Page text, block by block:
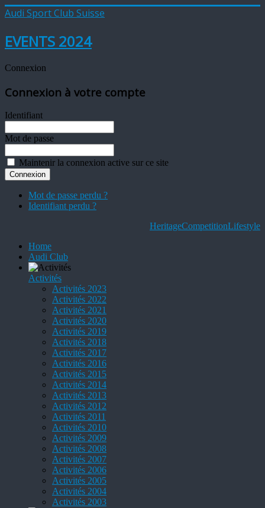
Audi Sport Club Suisse
EVENTS 2024
Connexion
Connexion à votre compte
Identifiant
Mot de passe
Maintenir la connexion active sur ce site
Mot de passe perdu ?
Identifiant perdu ?
HeritageCompetitionLifestyle
Home
Audi Club
Activités
Activités 2023
Activités 2022
Activités 2021
Activités 2020
Activités 2019
Activités 2018
Activités 2017
Activités 2016
Activités 2015
Activités 2014
Activités 2013
Activités 2012
Activités 2011
Activités 2010
Activités 2009
Activités 2008
Activités 2007
Activités 2006
Activités 2005
Activités 2004
Activités 2003